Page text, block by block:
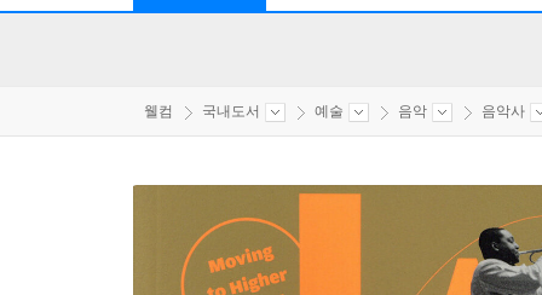
웰컴 국내도서 예술 음악 음악사